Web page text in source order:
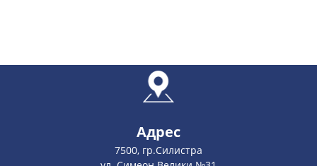
Адрес
7500, гр.Силистра